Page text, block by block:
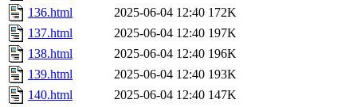
136.html
2025-06-04 12:40 172K
137.html
2025-06-04 12:40 197K
138.html
2025-06-04 12:40 196K
139.html
2025-06-04 12:40 193K
140.html
2025-06-04 12:40 147K